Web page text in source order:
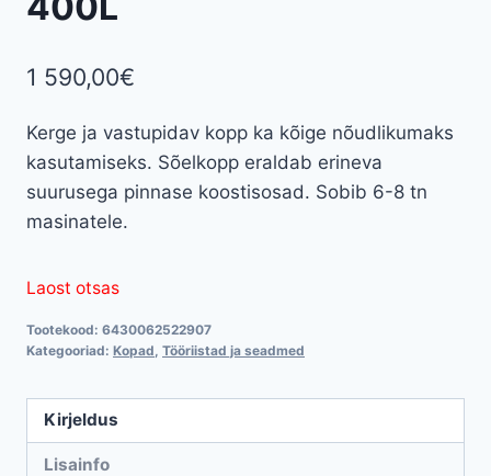
1 590,00€
Kerge ja vastupidav kopp ka kõige nõudlikumaks
kasutamiseks. Sõelkopp eraldab erineva
suurusega pinnase koostisosad. Sobib 6-8 tn
masinatele.
Laost otsas
Tootekood: 6430062522907
Kategooriad: Kopad Tööriistad ja seadmed
Kirjeldus
Lisainfo